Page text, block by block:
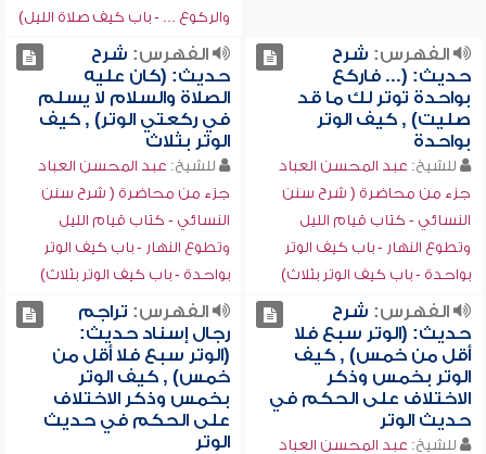
والركوع ... - باب كيف صلاة الليل)
الفهرس: شرح
حديث: (... فاركع
بواحدة توتر لك ما قد
صليت) , كيف الوتر
بواحدة
للشيخ: عبد المحسن العباد
جزء من محاضرة ( شرح سنن
النسائي - كتاب قيام الليل
وتطوع النهار - باب كيف الوتر
بواحدة - باب كيف الوتر بثلاث)
الفهرس: شرح
حديث: (كان عليه
الصلاة والسلام لا يسلم
في ركعتي الوتر) , كيف
الوتر بثلاث
للشيخ: عبد المحسن العباد
جزء من محاضرة ( شرح سنن
النسائي - كتاب قيام الليل
وتطوع النهار - باب كيف الوتر
بواحدة - باب كيف الوتر بثلاث)
الفهرس: شرح
حديث: (الوتر سبع فلا
أقل من خمس) , كيف
الوتر بخمس وذكر
الاختلاف على الحكم في
حديث الوتر
للشيخ: عبد المحسن العباد
الفهرس: تراجم
رجال إسناد حديث:
(الوتر سبع فلا أقل من
خمس) , كيف الوتر
بخمس وذكر الاختلاف
على الحكم في حديث
الوتر